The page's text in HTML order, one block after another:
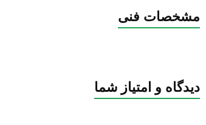
مشخصات فنی
دیدگاه و امتیاز شما